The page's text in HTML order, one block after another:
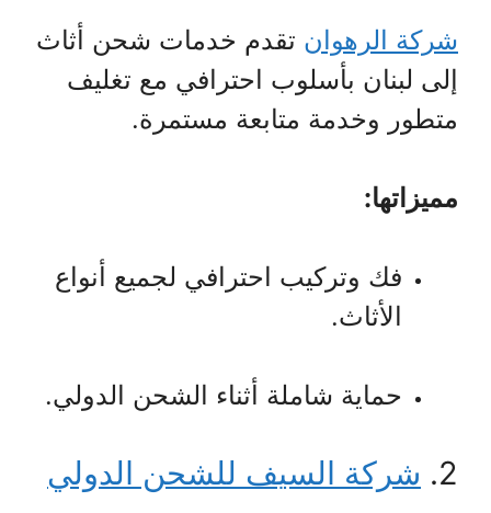
شركة الرهوان تقدم خدمات شحن أثاث
إلى لبنان بأسلوب احترافي مع تغليف
متطور وخدمة متابعة مستمرة.
مميزاتها:
فك وتركيب احترافي لجميع أنواع
الأثاث.
حماية شاملة أثناء الشحن الدولي.
2. شركة السيف للشحن الدولي